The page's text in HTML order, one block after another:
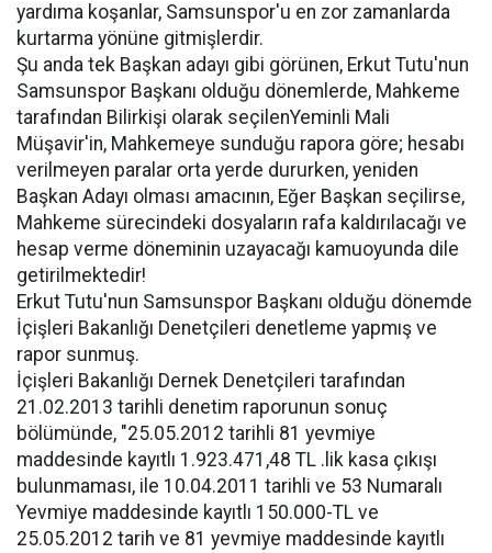
yardıma koşanlar, Samsunspor'u en zor zamanlarda
kurtarma yönüne gitmişlerdir.
Şu anda tek Başkan adayı gibi görünen, Erkut Tutu'nun
Samsunspor Başkanı olduğu dönemlerde, Mahkeme
tarafından Bilirkişi olarak seçilenYeminli Mali
Müşavir'in, Mahkemeye sunduğu rapora göre; hesabı
verilmeyen paralar orta yerde dururken, yeniden
Başkan Adayı olması amacının, Eğer Başkan seçilirse,
Mahkeme sürecindeki dosyaların rafa kaldırılacağı ve
hesap verme döneminin uzayacağı kamuoyunda dile
getirilmektedir!
Erkut Tutu'nun Samsunspor Başkanı olduğu dönemde
İçişleri Bakanlığı Denetçileri denetleme yapmış ve
rapor sunmuş.
İçişleri Bakanlığı Dernek Denetçileri tarafından
21.02.2013 tarihli denetim raporunun sonuç
bölümünde, "25.05.2012 tarihli 81 yevmiye
maddesinde kayıtlı 1.923.471,48 TL .lik kasa çıkışı
bulunmaması, ile 10.04.2011 tarihli ve 53 Numaralı
Yevmiye maddesinde kayıtlı 150.000-TL ve
25.05.2012 tarih ve 81 yevmiye maddesinde kayıtlı